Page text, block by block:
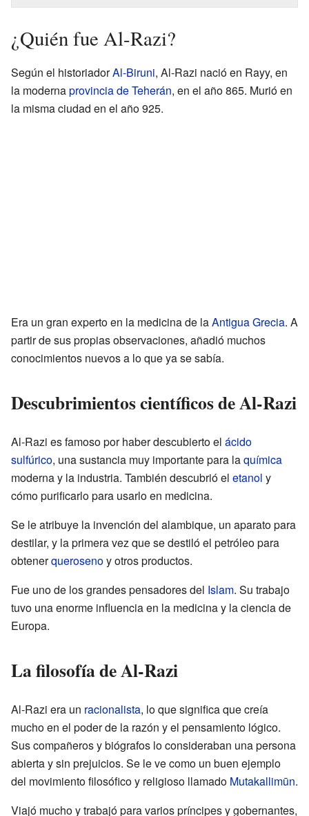
¿Quién fue Al-Razi?
Según el historiadorAl-Biruni, Al-Razi nació en Rayy, en
la modernaprovincia de Teherán, en el año 865. Murió en
la misma ciudad en el año 925.
Era un gran experto en la medicina de laAntigua Grecia. A
partir de sus propias observaciones, añadió muchos
conocimientos nuevos a lo que ya se sabía.
Descubrimientos científicos de Al-Razi
Al-Razi es famoso por haber descubierto el ácido
sulfúrico, una sustancia muy importante para laquímica
moderna y la industria. También descubrió el etanol y
cómo purificarlo para usarlo en medicina.
Se le atribuye la invención del alambique, un aparato para
destilar, y la primera vez que se destiló el petróleo para
obtenerquerosenoy otros productos.
Fue uno de los grandes pensadores del Islam. Su trabajo
tuvo una enorme influencia en la medicina y la ciencia de
Europa.
La filosofía de Al-Razi
Al-Razi era un racionalista, lo que significa que creía
mucho en el poder de la razón y el pensamiento lógico.
Sus compañeros y biógrafos lo consideraban una persona
abierta y sin prejuicios. Se le ve como un buen ejemplo
del movimiento filosófico y religioso llamado Mutakallimūn.
Viajó mucho y trabajó para varios príncipes y gobernantes,